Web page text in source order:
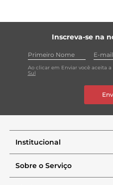
Inscreva-se na
Ao clicar em Enviar você aceita a
Sul
Institucional
Sobre o Serviço